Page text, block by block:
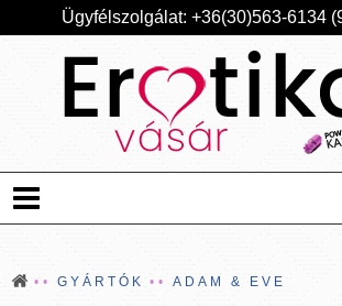
Ügyfélszolgálat: +36(30)563-6134
GYÁRTÓK ADAM & EVE